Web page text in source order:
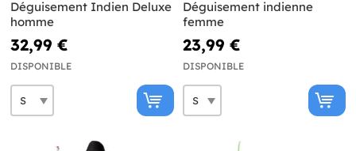
Déguisement Indien Deluxe
homme
32,99 €
DISPONIBLE
Déguisement indienne
femme
23,99 €
DISPONIBLE